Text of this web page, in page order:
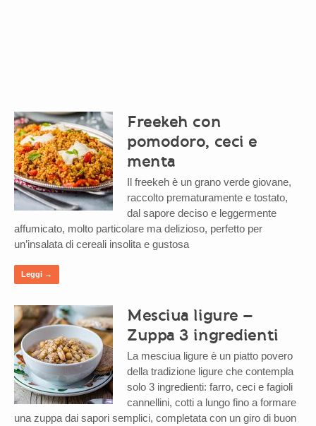
Freekeh con
pomodoro, ceci e
menta
Il freekeh è un grano verde giovane,
raccolto prematuramente e tostato,
dal sapore deciso e leggermente
affumicato, molto particolare ma delizioso, perfetto per
un’insalata di cereali insolita e gustosa
Leggi →
Mesciua ligure –
Zuppa 3 ingredienti
La mesciua ligure è un piatto povero
della tradizione ligure che contempla
solo 3 ingredienti: farro, ceci e fagioli
cannellini, cotti a lungo fino a formare
una zuppa dai sapori semplici, completata con un giro di buon